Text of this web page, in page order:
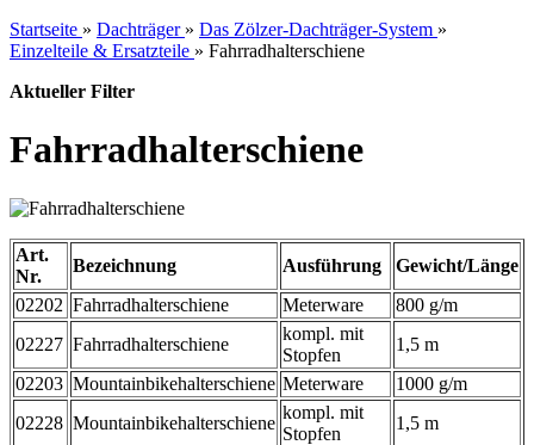
Startseite » Dachträger » Das Zölzer-Dachträger-System »
Einzelteile & Ersatzteile » Fahrradhalterschiene
Aktueller Filter
Fahrradhalterschiene
Art.
Nr.
Bezeichnung Ausführung
Gewicht/Länge
02202 Fahrradhalterschiene Meterware
800 g/m
02227 Fahrradhalterschiene
kompl. mit
Stopfen
1,5 m
02203 Mountainbikehalterschiene Meterware
1000 g/m
02228 Mountainbikehalterschiene
kompl. mit
Stopfen
1,5 m